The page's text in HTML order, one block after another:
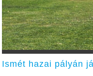
Ismét hazai pályán